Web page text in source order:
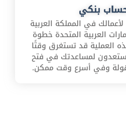
بنكي
في المملكة العربية
العربية المتحدة خطوة
العملية قد تستغرق وقتًا
مستعدون لمساعدتك في فتح
وفي أسرع وقت ممكن.